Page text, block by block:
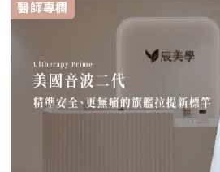
尿酸在皮下如水幕般擴散，誘導彈力蛋白大
隱形的「彈力網」，讓下顎線與中臉自然回
紋：修復彈力纖維的救星頸部皮膚極薄，且
彈力纖維斷裂。傳統填充型玻尿酸因為有化
膚過薄而產生凸起（毛毛蟲現象）。Profhilo
滲透進頸部真皮層，不是填平皺紋，而是從底
力，是目前改善頸部質感的首選。3. 手背（
雙手最容易因彈力蛋白流失而顯得乾癟、血
充」的方式，啟動手背肌膚的自我修復機制
重塑增加組織的彈性與結構感，讓手背肌膚
雅的肌膚張力。4. 口周細紋：自然軟化而不
唇周紋，若使用傳統填充物，常會因為增加
Profhilo 透過液態拉皮的原理，在不改變五
膚新生彈力蛋白，從底層「軟化」細小紋路
remodeling）方式，喚醒肌膚自身的修復機
的生成，達到自然緊緻與改善膚質的效果。
洛之所以能引發醫美界關注，主要在於它與
透過獨特技術從根本上改善肌膚狀態。以下
獨特「生物重塑」機制：啟動膠原與彈力蛋
利高、低分子量玻尿酸複合配方，在不添加
層的纖維母細胞、角質細胞和脂肪細胞，促使
生，從源頭改善肌膚鬆弛與老化問題。2. 全
整體膚質有別於傳統玻尿酸的局部填充，璞
真皮層與皮下組織。這使得它能全面性地改
度與彈性 深層補水、改善乾燥與粗糙 減少細
的效果：告別「饅化臉」璞菲洛的質地較輕
膚本身的飽滿度與光澤，而不是增加額外體
改善效果，避免了傳統填充劑可能導致的僵
醫師專欄